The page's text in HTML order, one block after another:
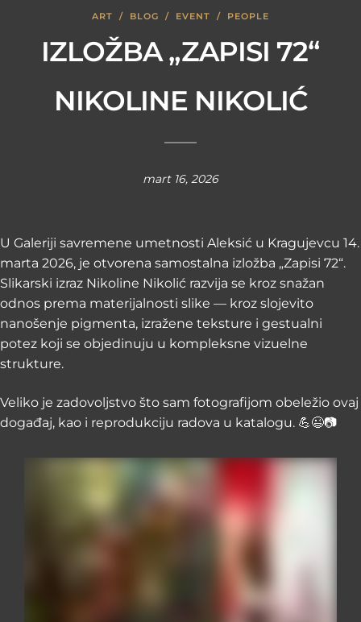
ART / BLOG / EVENT / PEOPLE
IZLOŽBA „ZAPISI 72“
NIKOLINE NIKOLIĆ
mart 16, 2026
U Galeriji savremene umetnosti Aleksić u Kragujevcu 14.
marta 2026, je otvorena samostalna izložba „Zapisi 72“.
Slikarski izraz Nikoline Nikolić razvija se kroz snažan
odnos prema materijalnosti slike — kroz slojevito
nanošenje pigmenta, izražene teksture i gestualni
potez koji se objedinuju u kompleksne vizuelne
strukture.
Veliko je zadovoljstvo što sam fotografijom obeležio ovaj
događaj, kao i reprodukciju radova u katalogu. 💪😉📷